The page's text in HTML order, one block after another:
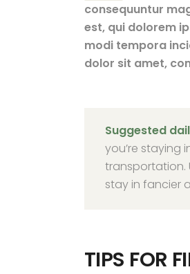
consequuntur
est, qui dolorem
modi tempora
dolor sit amet,
Suggested
you’re staying
transportation.
stay in fancier
TIPS FOR